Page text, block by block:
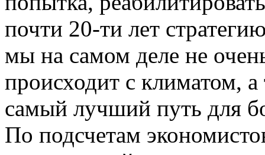
почти 20-ти лет
мы на самом деле не
происходит с климатом, а
самый лучший путь для
По подсчетам